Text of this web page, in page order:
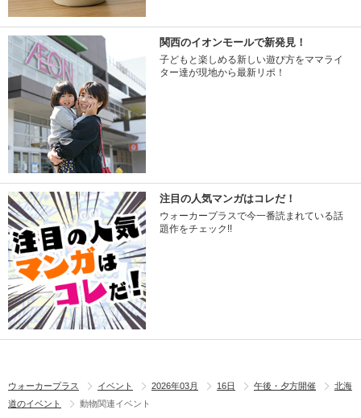
関西のイオンモールで新発見！
子どもと楽しめる新しい遊び方をママライ
ター達が現地から最新リポ！
注目の人気マンガはコレだ！
ウォーカープラスで今一番読まれている話
題作をチェック!!
ウォーカープラス イベント 2026年03月 16日 午後・夕方開催
北海
道のイベント
動物関連イベント